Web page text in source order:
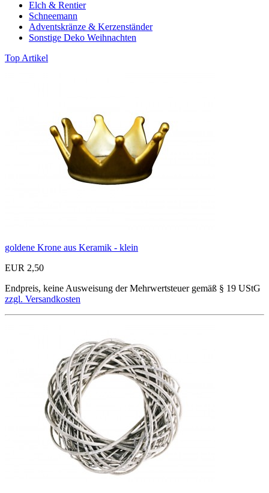
Elch & Rentier
Schneemann
Adventskränze & Kerzenständer
Sonstige Deko Weihnachten
Top Artikel
goldene Krone aus Keramik - klein
EUR 2,50
Endpreis, keine Ausweisung der Mehrwertsteuer gemäß § 19 UStG
zzgl. Versandkosten